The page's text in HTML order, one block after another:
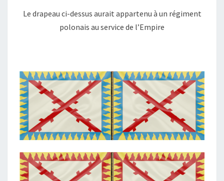
Le drapeau ci-dessus aurait appartenu à un régiment
polonais au service de l’Empire